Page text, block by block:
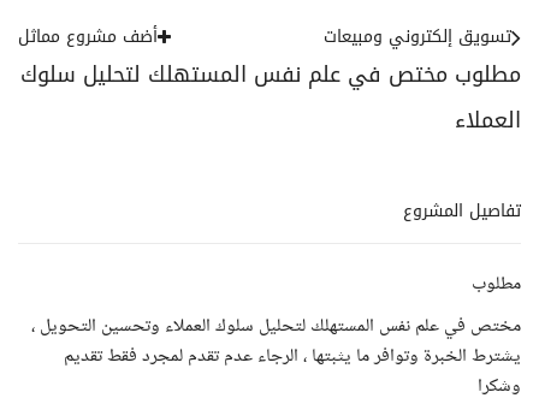
مطلوب مختص في علم نفس المستهلك لتحليل سلوك
العملاء
تسويق إلكتروني ومبيعات أضف مشروع مماثل
تفاصيل المشروع
مطلوب
مختص في علم نفس المستهلك لتحليل سلوك العملاء وتحسين التحويل ،
يشترط الخبرة وتوافر ما يثبتها ، الرجاء عدم تقدم لمجرد فقط تقديم
وشكرا